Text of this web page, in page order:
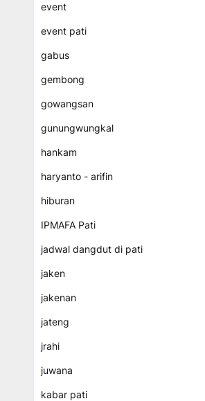
event
event pati
gabus
gembong
gowangsan
gunungwungkal
hankam
haryanto - arifin
hiburan
IPMAFA Pati
jadwal dangdut di pati
jaken
jakenan
jateng
jrahi
juwana
kabar pati